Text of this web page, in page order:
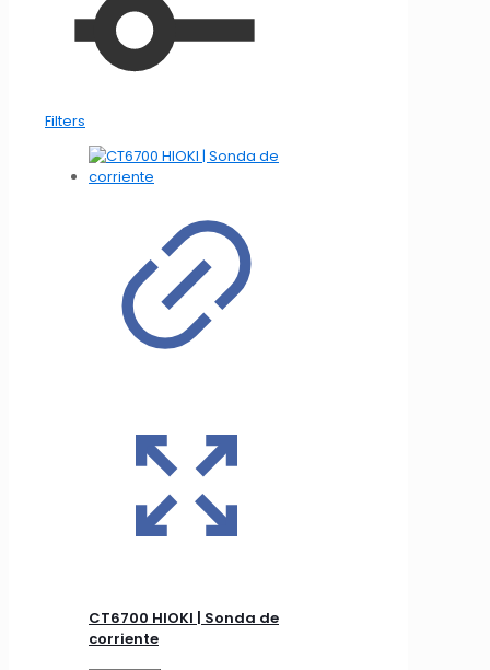
Filters
CT6700 HIOKI | Sonda de
corriente